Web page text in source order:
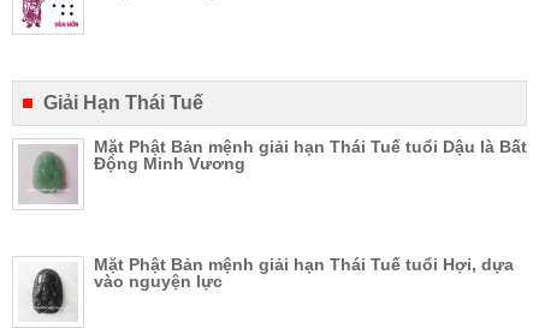
Giải Hạn Thái Tuế
Mặt Phật Bản mệnh giải hạn Thái Tuế tuổi Dậu là Bất
Động Minh Vương
Mặt Phật Bản mệnh giải hạn Thái Tuế tuổi Hợi, dựa
vào nguyện lực